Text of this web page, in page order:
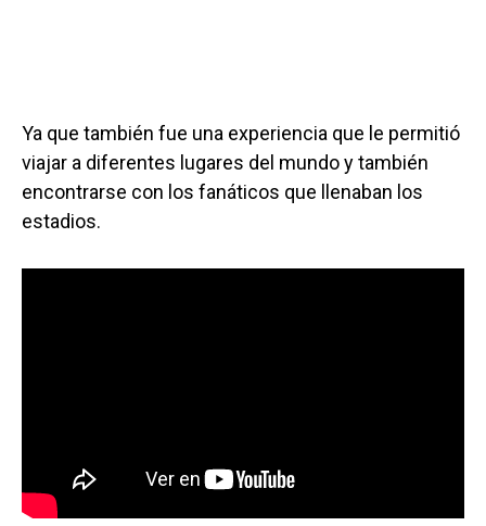
Ya que también fue una experiencia que le permitió
viajar a diferentes lugares del mundo y también
encontrarse con los fanáticos que llenaban los
estadios.